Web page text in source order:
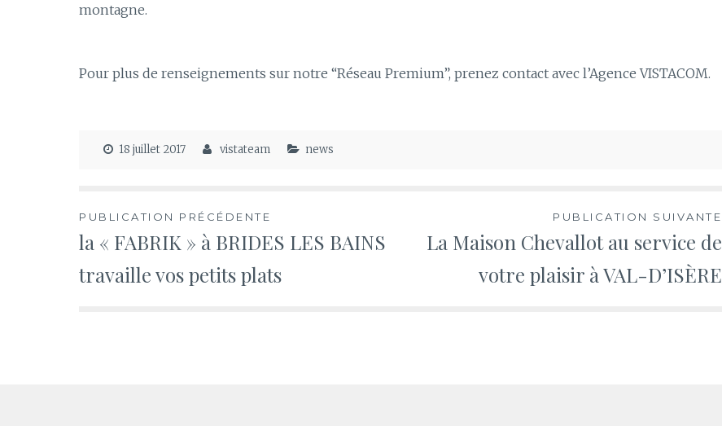
montagne.
Pour plus de renseignements sur notre “Réseau Premium”, prenez contact avec l’Agence VISTACOM.
18 juillet 2017 vistateam news
Navigation
de
PUBLICATION PRÉCÉDENTE
la « FABRIK » à BRIDES LES BAINS
travaille vos petits plats
PUBLICATION SUIVANTE
La Maison Chevallot au service de
votre plaisir à VAL-D’ISÈRE